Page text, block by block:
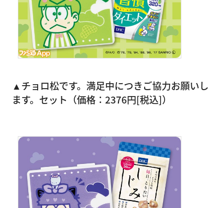
▲チョロ松です。満足中につきご協力お願いし
ます。セット（価格：2376円[税込]）